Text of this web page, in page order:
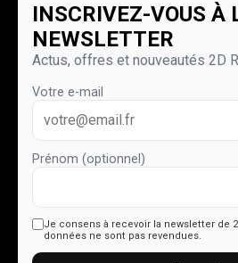
INSCRIVEZ-VOUS À
NEWSLETTER
Actus, offres et nouveautés 2D
Votre e-mail
Prénom (optionnel)
Je consens à recevoir la newsletter de
données ne sont pas revendues.